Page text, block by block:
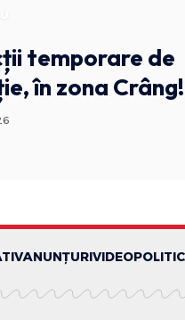
temporare de
în zona Crâng!
ANUNȚURIVIDEO